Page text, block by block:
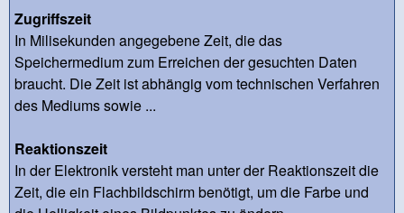
Zugriffszeit
In Milisekunden angegebene Zeit, die das
Speichermedium zum Erreichen der gesuchten Daten
braucht. Die Zeit ist abhängig vom technischen Verfahren
des Mediums sowie ...
Reaktionszeit
In der Elektronik versteht man unter der Reaktionszeit die
Zeit, die ein Flachbildschirm benötigt, um die Farbe und